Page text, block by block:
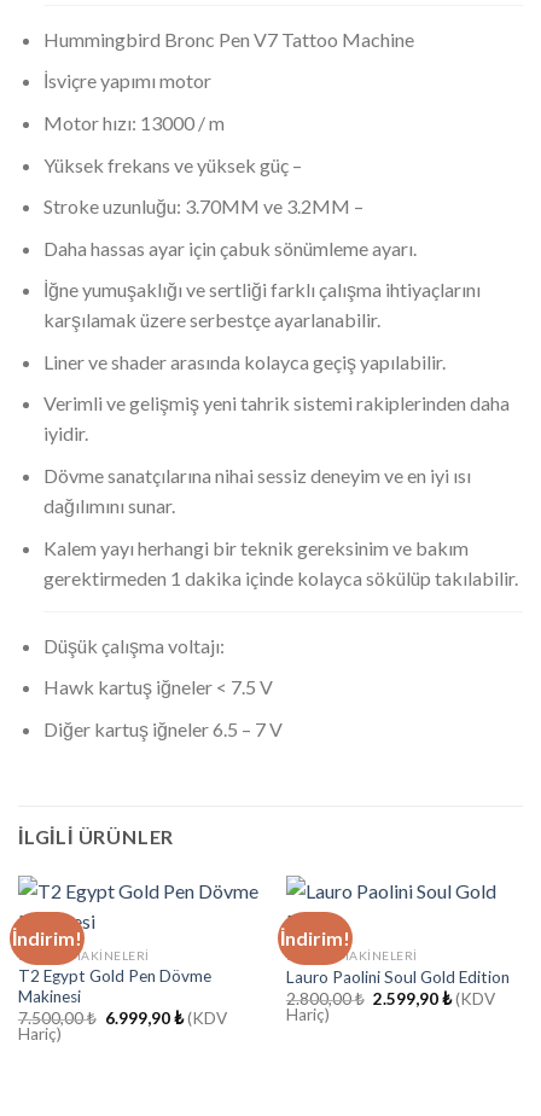
Hummingbird Bronc Pen V7 Tattoo Machine
İsviçre yapımı motor
Motor hızı: 13000 / m
Yüksek frekans ve yüksek güç –
Stroke uzunluğu: 3.70MM ve 3.2MM –
Daha hassas ayar için çabuk sönümleme ayarı.
İğne yumuşaklığı ve sertliği farklı çalışma ihtiyaçlarını
karşılamak üzere serbestçe ayarlanabilir.
Liner ve shader arasında kolayca geçiş yapılabilir.
Verimli ve gelişmiş yeni tahrik sistemi rakiplerinden daha
iyidir.
Dövme sanatçılarına nihai sessiz deneyim ve en iyi ısı
dağılımını sunar.
Kalem yayı herhangi bir teknik gereksinim ve bakım
gerektirmeden 1 dakika içinde kolayca sökülüp takılabilir.
Düşük çalışma voltajı:
Hawk kartuş iğneler < 7.5 V
Diğer kartuş iğneler 6.5 – 7 V
İLGILI ÜRÜNLER
İndirim!
DÖVME MAKINELERI
T2 Egypt Gold Pen Dövme
Makinesi
7.500,00₺ Orijinal
6.999,90₺Şu
andaki
(KDV
Hariç)
İndirim!
DÖVME MAKINELERI
Lauro Paolini Soul Gold Edition
2.800,00₺ Orijinal
2.599,90₺Şu
andaki
(KDV
Hariç)